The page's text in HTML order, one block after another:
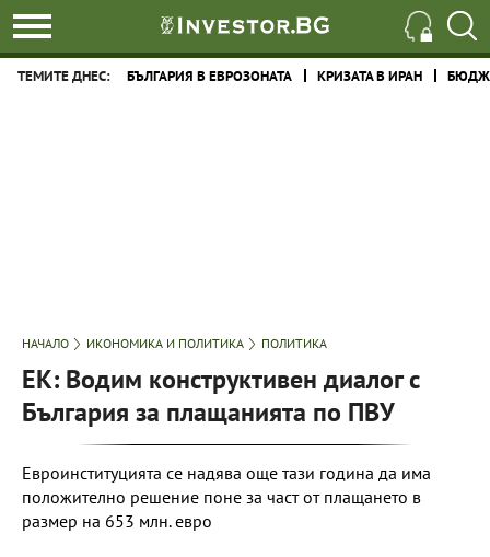
ТЕМИТЕ ДНЕС: БЪЛГАРИЯ В ЕВРОЗОНАТА КРИЗАТА В ИРАН
НАЧАЛО ИКОНОМИКА И ПОЛИТИКА ПОЛИТИКА
ЕК: Водим конструктивен диалог с
България за плащанията по ПВУ
Евроинституцията се надява още тази година да има
положително решение поне за част от плащането в
размер на 653 млн. евро